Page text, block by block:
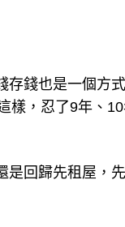
存錢也是一個方
樣，忍了9年、
是回歸先租屋，